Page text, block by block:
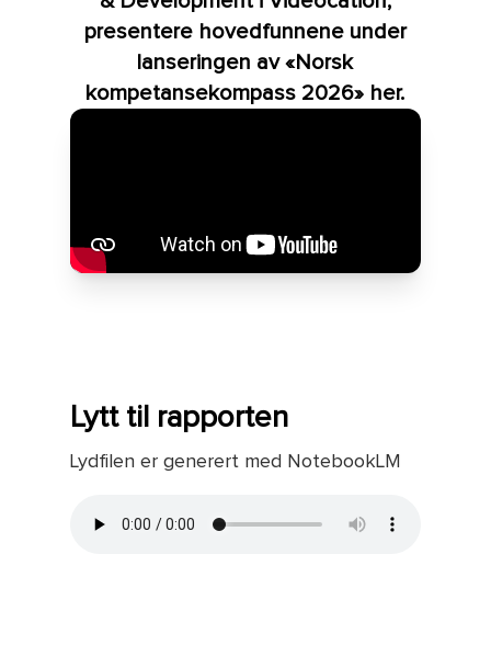
presentere hovedfunnene under
lanseringen av «Norsk
kompetansekompass 2026» her.
Lytt til rapporten
Lydfilen er generert med NotebookLM